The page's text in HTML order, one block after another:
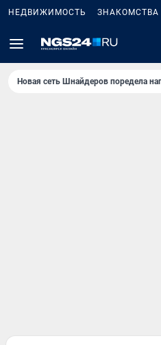
НЕДВИЖИМОСТЬ ЗНАКОМСТВА
Новая сеть Шнайдеров поредела